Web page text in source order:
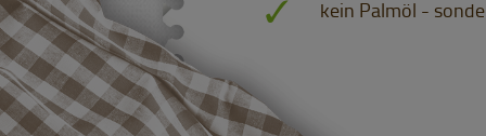
kein Palmöl -